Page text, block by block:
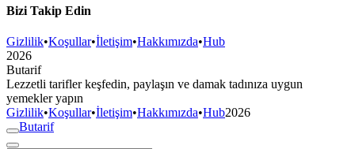
Bizi Takip Edin
Gizlilik•Koşullar•İletişim•Hakkımızda•Hub
2026
Butarif
Lezzetli tarifler keşfedin, paylaşın ve damak tadınıza uygun
yemekler yapın
Gizlilik•Koşullar•İletişim•Hakkımızda•Hub2026
Butarif